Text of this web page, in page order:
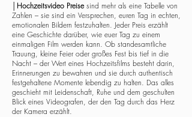
Hochzeitsvideo Preisesind mehr als eine Tabelle von
Zahlen – sie sind ein Versprechen, euren Tag in echten,
emotionalen Bildern festzuhalten. Jeder Preis erzählt
eine Geschichte darüber, wie euer Tag zu einem
einmaligen Film werden kann. Ob standesamtliche
Trauung, kleine Feier oder großes Fest bis tief in die
Nacht – der Wert eines Hochzeitsfilms besteht darin,
Erinnerungen zu bewahren und sie durch authentisch
festgehaltene Momente lebendig zu halten. Das alles
geschieht mit Leidenschaft, Ruhe und dem geschulten
Blick eines Videografen, der den Tag durch das Herz
der Kamera erzählt.